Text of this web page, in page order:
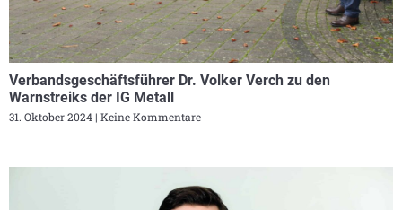
Verbandsgeschäftsführer Dr. Volker Verch zu den
Warnstreiks der IG Metall
31. Oktober 2024 Keine Kommentare